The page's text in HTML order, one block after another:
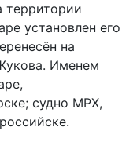
территории
установлен его
на
Именем
судно МРХ,